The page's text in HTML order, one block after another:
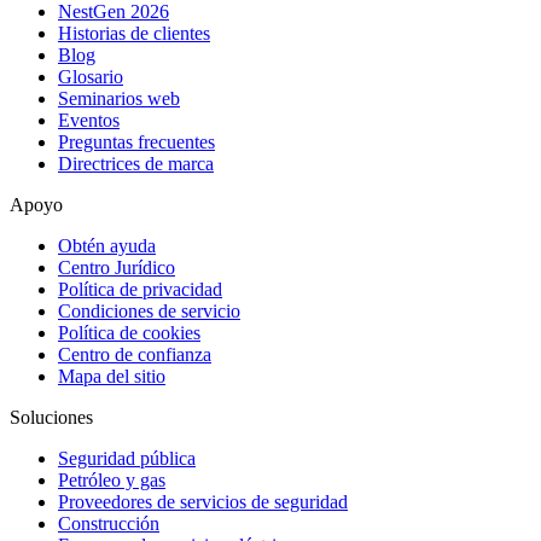
NestGen 2026
Historias de clientes
Blog
Glosario
Seminarios web
Eventos
Preguntas frecuentes
Directrices de marca
Apoyo
Obtén ayuda
Centro Jurídico
Política de privacidad
Condiciones de servicio
Política de cookies
Centro de confianza
Mapa del sitio
Soluciones
Seguridad pública
Petróleo y gas
Proveedores de servicios de seguridad
Construcción